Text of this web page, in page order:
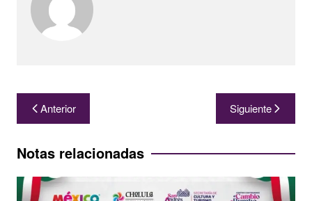
Navegación
de
entradas
Anterior Siguiente
Notas relacionadas